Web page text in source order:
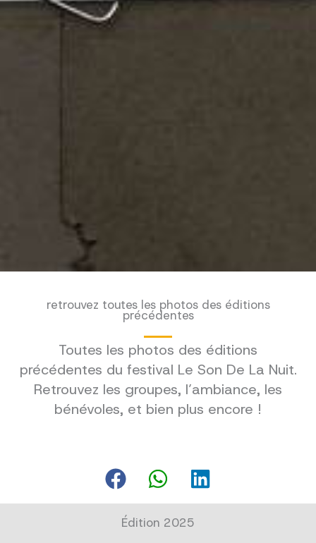
retrouvez toutes les photos des éditions
précédentes
Toutes les photos des éditions
précédentes du festival Le Son De La Nuit.
Retrouvez les groupes, l’ambiance, les
bénévoles, et bien plus encore !
Édition 2025